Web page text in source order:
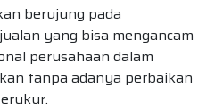
berujung pada
yang bisa mengancam
perusahaan dalam
tanpa adanya perbaikan